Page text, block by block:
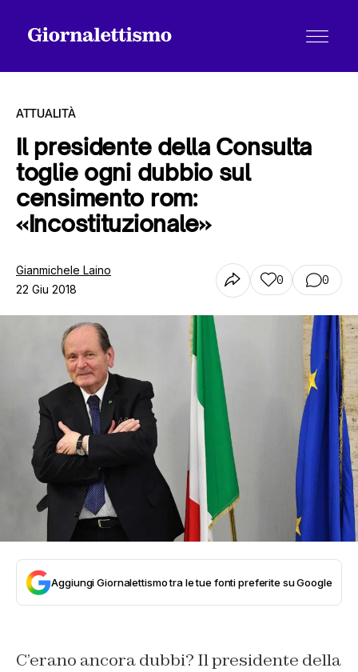
Tutti gli articoli
ATTUALITÀ
Il presidente della Consulta
toglie ogni dubbio sul
censimento rom:
«Incostituzionale»
Gianmichele Laino
22 Giu 2018
0 0
Aggiungi Giornalettismo tra le tue fonti preferite su Google
C’erano ancora dubbi? Il presidente della